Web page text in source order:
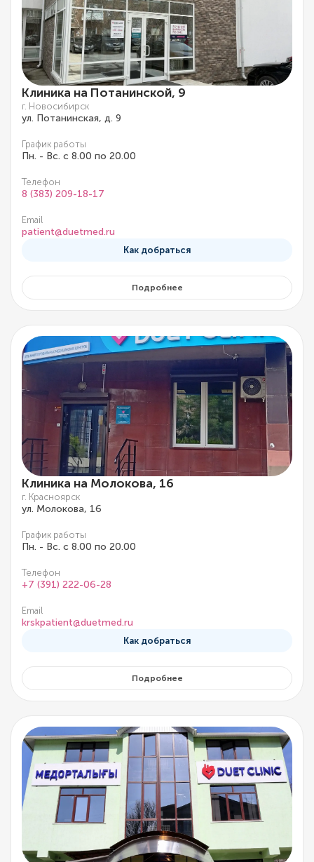
Клиника на Потанинской, 9
г. Новосибирск
ул. Потанинская, д. 9
График работы
Пн. - Вс. с 8.00 по 20.00
Телефон
8 (383) 209-18-17
Email
patient@duetmed.ru
Как добраться
Подробнее
Клиника на Молокова, 16
г. Красноярск
ул. Молокова, 16
График работы
Пн. - Вс. с 8.00 по 20.00
Телефон
+7 (391) 222-06-28
Email
krskpatient@duetmed.ru
Как добраться
Подробнее